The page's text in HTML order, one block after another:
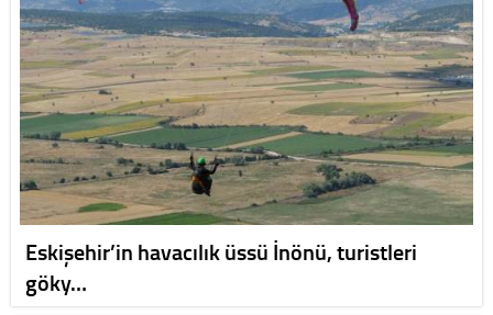
Eskişehir’in havacılık üssü İnönü, turistleri
göky…